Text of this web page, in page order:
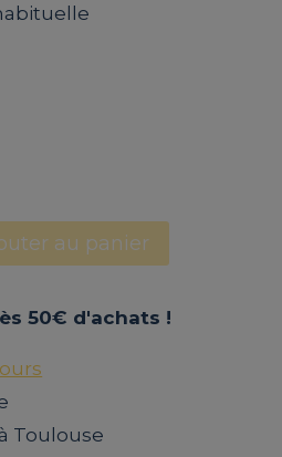
au panier
50€ d'achats !
Toulouse